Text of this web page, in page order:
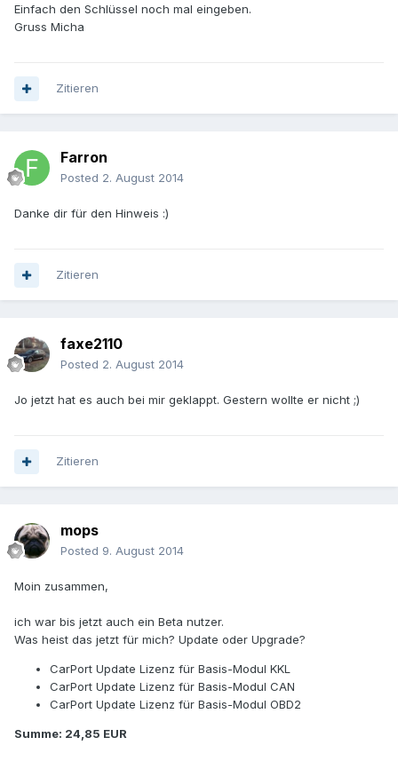
Einfach den Schlüssel noch mal eingeben.
Gruss Micha
Zitieren
Farron
Posted 2. August 2014
Danke dir für den Hinweis :)
Zitieren
faxe2110
Posted 2. August 2014
Jo jetzt hat es auch bei mir geklappt. Gestern wollte er nicht ;)
Zitieren
mops
Posted 9. August 2014
Moin zusammen,
ich war bis jetzt auch ein Beta nutzer.
Was heist das jetzt für mich? Update oder Upgrade?
CarPort Update Lizenz für Basis-Modul KKL
CarPort Update Lizenz für Basis-Modul CAN
CarPort Update Lizenz für Basis-Modul OBD2
Summe: 24,85 EUR